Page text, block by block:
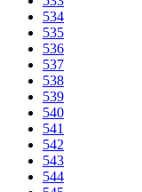
534
535
536
537
538
539
540
541
542
543
544